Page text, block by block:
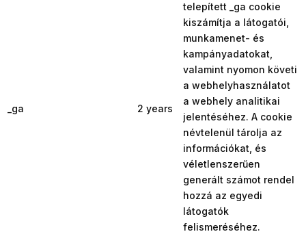
_ga 2 years
telepített _ga cookie
kiszámítja a látogatói,
munkamenet- és
kampányadatokat,
valamint nyomon követi
a webhelyhasználatot
a webhely analitikai
jelentéséhez. A cookie
névtelenül tárolja az
információkat, és
véletlenszerűen
generált számot rendel
hozzá az egyedi
látogatók
felismeréséhez.